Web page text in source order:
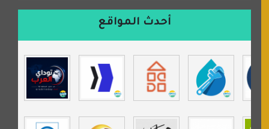
ورشة زهرة لورا للحدادة
موقع حراج خدمة
تي في قران
موسوعة نور الرحمن
مندى غرام
أحدث المواقع